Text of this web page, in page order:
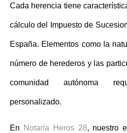
Cada herencia tiene
cálculo del Impuesto de
España. Elementos como la
número de herederos y las
comunidad autónoma
personalizado.
En Notaría Heros 28, nuestro